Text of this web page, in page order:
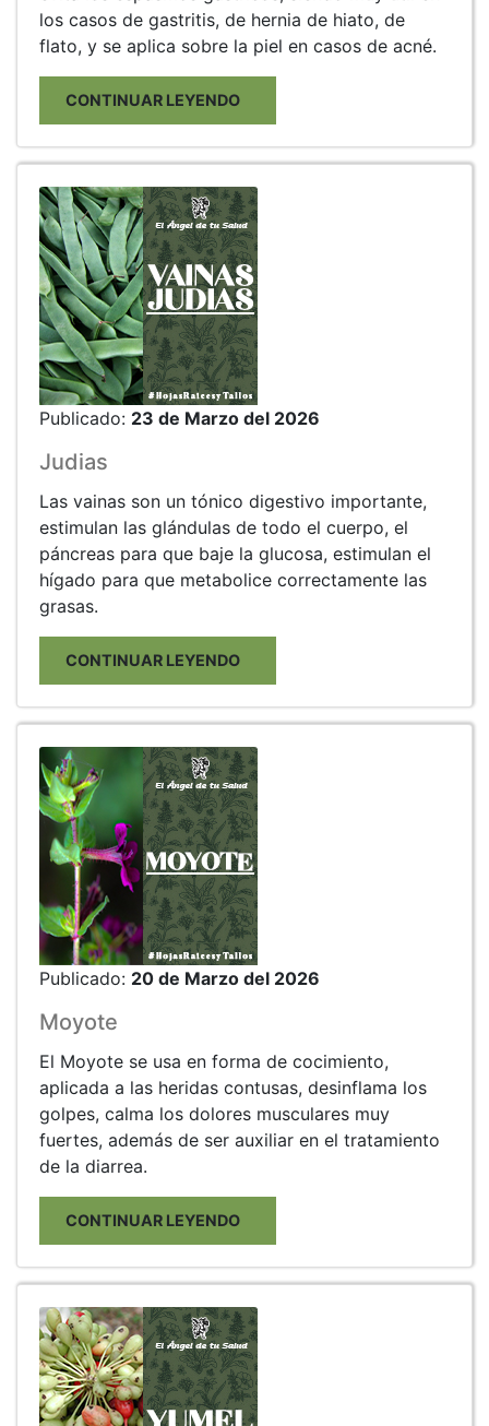
los casos de gastritis, de hernia de hiato, de
flato, y se aplica sobre la piel en casos de acné.
CONTINUAR LEYENDO
Publicado: 23 de Marzo del 2026
Judias
Las vainas son un tónico digestivo importante,
estimulan las glándulas de todo el cuerpo, el
páncreas para que baje la glucosa, estimulan el
hígado para que metabolice correctamente las
grasas.
CONTINUAR LEYENDO
Publicado: 20 de Marzo del 2026
Moyote
El Moyote se usa en forma de cocimiento,
aplicada a las heridas contusas, desinflama los
golpes, calma los dolores musculares muy
fuertes, además de ser auxiliar en el tratamiento
de la diarrea.
CONTINUAR LEYENDO